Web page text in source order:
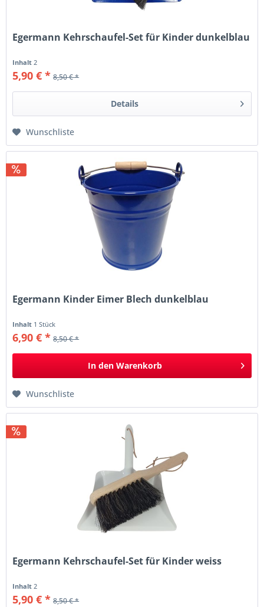
Egermann Kehrschaufel-Set für Kinder dunkelblau
Inhalt2
5,90 € * 8,50 € *
Details
Wunschliste
Egermann Kinder Eimer Blech dunkelblau
Inhalt 1 Stück
6,90 € * 8,50 € *
In den Warenkorb
Wunschliste
Egermann Kehrschaufel-Set für Kinder weiss
Inhalt 2
5,90 € * 8,50 € *